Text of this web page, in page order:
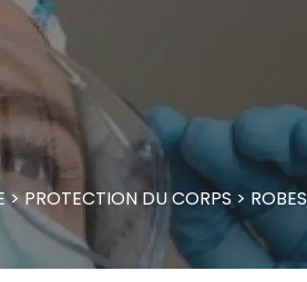
>PROTECTION DU CORPS> ROBES